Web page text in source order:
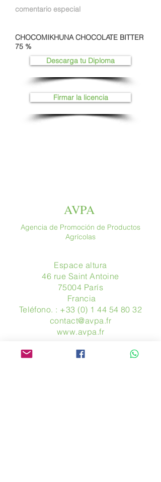
comentario especial
CHOCOMIKHUNA CHOCOLATE BITTER
75 %
Descarga tu Diploma
Firmar la licencia
AVPA
Agencia de Promoción de Productos
Agrícolas
Espace altura
46 rue Saint Antoine
75004 París
​ Francia
Teléfono. : +33 (0) 1 44 54 80 32
contact@avpa.fr
www.avpa.fr